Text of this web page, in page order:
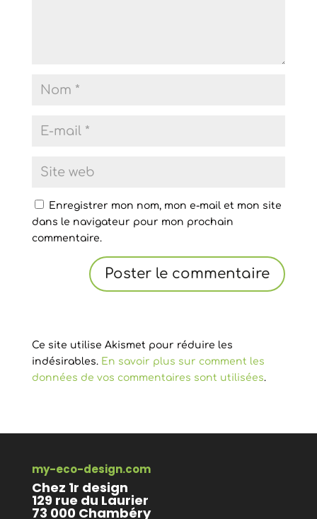
Enregistrer mon nom, mon e-mail et mon site
dans le navigateur pour mon prochain
commentaire.
Ce site utilise Akismet pour réduire les
indésirables. En savoir plus sur comment les
données de vos commentaires sont utilisées.
my-eco-design.com
Chez 1r design
129 rue du Laurier
73 000 Chambéry